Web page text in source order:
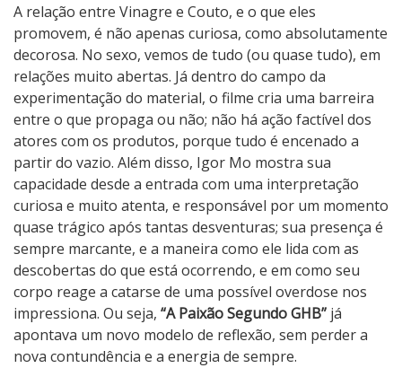
A relação entre Vinagre e Couto, e o que eles
promovem, é não apenas curiosa, como absolutamente
decorosa. No sexo, vemos de tudo (ou quase tudo), em
relações muito abertas. Já dentro do campo da
experimentação do material, o filme cria uma barreira
entre o que propaga ou não; não há ação factível dos
atores com os produtos, porque tudo é encenado a
partir do vazio. Além disso, Igor Mo mostra sua
capacidade desde a entrada com uma interpretação
curiosa e muito atenta, e responsável por um momento
quase trágico após tantas desventuras; sua presença é
sempre marcante, e a maneira como ele lida com as
descobertas do que está ocorrendo, e em como seu
corpo reage a catarse de uma possível overdose nos
impressiona. Ou seja, “A Paixão Segundo GHB” já
apontava um novo modelo de reflexão, sem perder a
nova contundência e a energia de sempre.